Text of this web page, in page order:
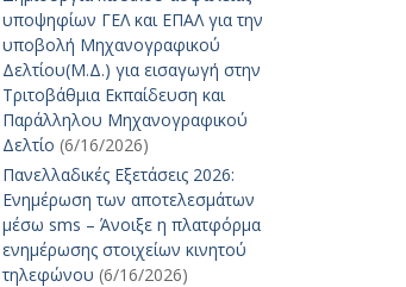
υποψηφίων ΓΕΛ και ΕΠΑΛ για την
υποβολή Μηχανογραφικού
Δελτίου(Μ.Δ.) για εισαγωγή στην
Τριτοβάθμια Εκπαίδευση και
Παράλληλου Μηχανογραφικού
Δελτίο (6/16/2026)
Πανελλαδικές Εξετάσεις 2026:
Ενημέρωση των αποτελεσμάτων
μέσω sms – Άνοιξε η πλατφόρμα
ενημέρωσης στοιχείων κινητού
τηλεφώνου (6/16/2026)